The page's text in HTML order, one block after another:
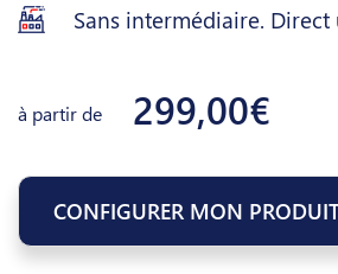
Sans intermédiaire. Direct
à partir de 299,00€
CONFIGURER MON